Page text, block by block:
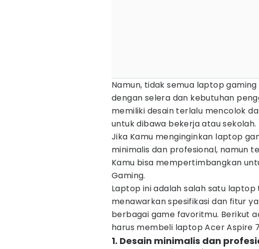
Namun, tidak semua laptop
dengan selera dan kebutuhan
memiliki desain terlalu mencolok
untuk dibawa bekerja atau sekolah.
Jika Kamu menginginkan laptop
minimalis dan profesional, namun
Kamu bisa mempertimbangkan
Gaming.
Laptop ini adalah salah satu
menawarkan spesifikasi dan fitur
berbagai game favoritmu. Berikut
harus membeli laptop Acer Aspire
1. Desain minimalis dan